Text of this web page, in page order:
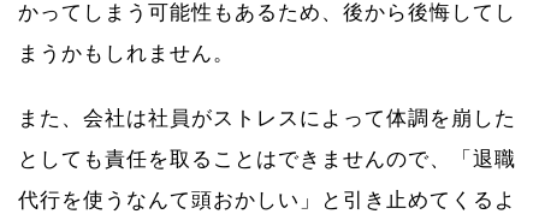
かってしまう可能性もあるため、後から後悔してし
まうかもしれません。
また、会社は社員がストレスによって体調を崩した
としても責任を取ることはできませんので、「退職
代行を使うなんて頭おかしい」と引き止めてくるよ